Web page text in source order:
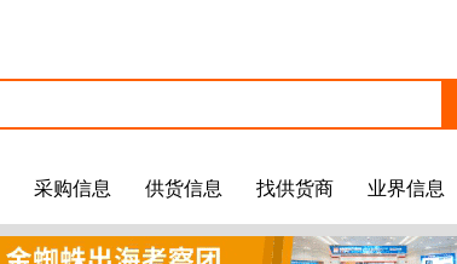
采购信息 供货信息 找供货商 业界信息